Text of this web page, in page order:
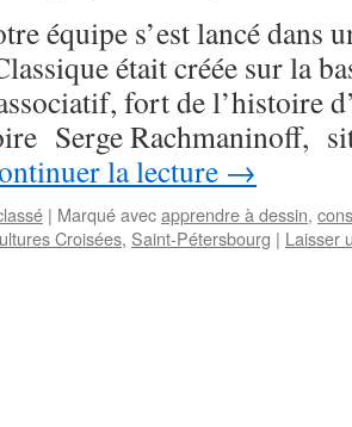
équipe s’est lancé dans
était créée sur la
fort de l’histoire
Serge Rachmaninoff,
la lecture →
| Marqué avecapprendre à dessin,
Croisées, Saint-Pétersbourg | Laisser